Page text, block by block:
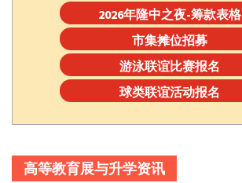
2026年隆中之夜-筹款表格
市集摊位招募
游泳联谊比赛报名
球类联谊活动报名
高等教育展与升学资讯